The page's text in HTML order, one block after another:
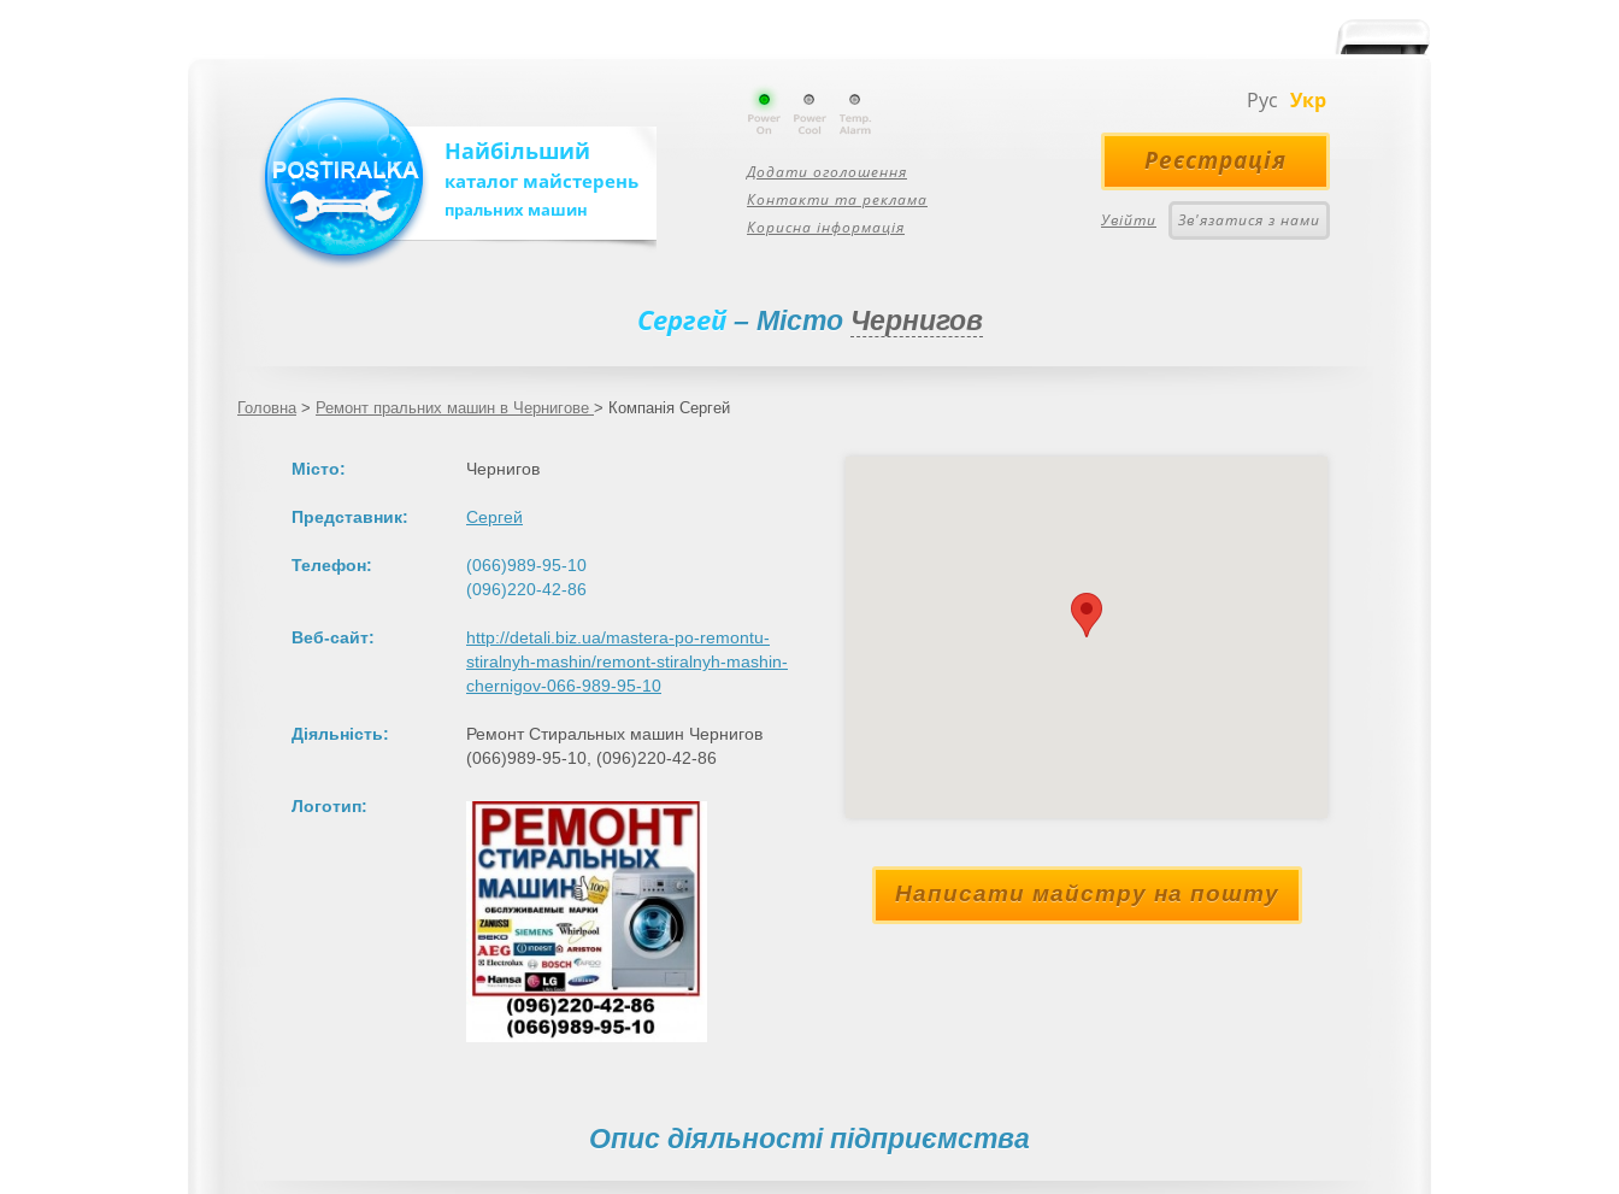
Найбільший
каталог майстерень
пральних машин
Додати оголошення
Контакти та реклама
Корисна інформація
Рус Укр
Реєстрація
Увійти Зв'язатися з нами
Сергей – Місто Чернигов
Головна > Ремонт пральних машин в Чернигове > Компанія Сергей
Місто: Чернигов
Представник: Сергей
Телефон:
(066)989-95-10
(096)220-42-86
Веб-сайт:
http://detali.biz.ua/mastera-po-remontu-
stiralnyh-mashin/remont-stiralnyh-mashin-
chernigov-066-989-95-10
Діяльність:
Ремонт Стиральных машин Чернигов
(066)989-95-10, (096)220-42-86
Логотип:
Написати майстру на пошту
Опис діяльності підприємства